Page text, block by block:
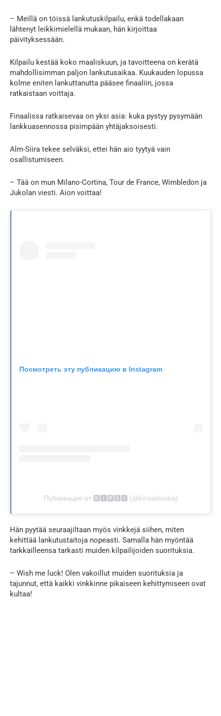
– Meillä on töissä lankutuskilpailu, enkä todellakaan
lähtenyt leikkimielellä mukaan, hän kirjoittaa
päivityksessään.
Kilpailu kestää koko maaliskuun, ja tavoitteena on kerätä
mahdollisimman paljon lankutusaikaa. Kuukauden lopussa
kolme eniten lankuttanutta pääsee finaaliin, jossa
ratkaistaan voittaja.
Finaalissa ratkaisevaa on yksi asia: kuka pystyy pysymään
lankkuasennossa pisimpään yhtäjaksoisesti.
Alm-Siira tekee selväksi, ettei hän aio tyytyä vain
osallistumiseen.
– Tää on mun Milano-Cortina, Tour de France, Wimbledon ja
Jukolan viesti. Aion voittaa!
Посмотреть эту публикацию в Instagram
Публикация от 🅺🅸🆁🆂🅸 (@kirsialmsiira)
Hän pyytää seuraajiltaan myös vinkkejä siihen, miten
kehittää lankutustaitoja nopeasti. Samalla hän myöntää
tarkkailleensa tarkasti muiden kilpailijoiden suorituksia.
– Wish me luck! Olen vakoillut muiden suorituksia ja
tajunnut, että kaikki vinkkinne pikaiseen kehittymiseen ovat
kultaa!